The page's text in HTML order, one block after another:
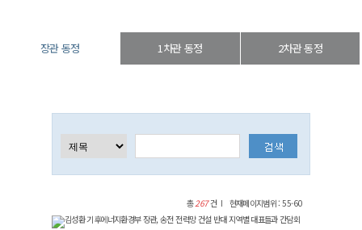
장관 동정 1차관 동정 2차관 동정
총267건 현재페이지범위 : 55-60